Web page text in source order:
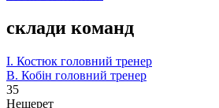
склади команд
І. Костюк головний тренер
В. Кобін головний тренер
35
Нещерет